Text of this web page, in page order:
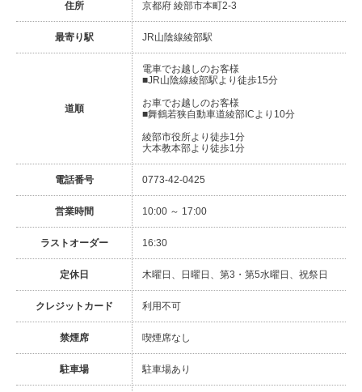
住所 京都府 綾部市本町2-3
最寄り駅 JR山陰線綾部駅
道順
電車でお越しのお客様
■JR山陰線綾部駅より徒歩15分
お車でお越しのお客様
■舞鶴若狭自動車道綾部ICより10分
綾部市役所より徒歩1分
大本教本部より徒歩1分
電話番号 0773-42-0425
営業時間 10:00 ～ 17:00
ラストオーダー 16:30
定休日 木曜日、日曜日、第3・第5水曜日、祝祭日
クレジットカード 利用不可
禁煙席 喫煙席なし
駐車場 駐車場あり